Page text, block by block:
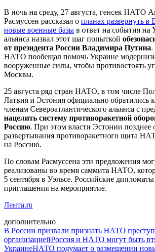
В ночь на среду, 27 августа, генсек НАТО
Расмуссен рассказал о планах развернуть в
новые военные базы в ответ на события на
альянса назвал этот шаг попыткой
от президента России Владимира Путина.
НАТО пообещал помочь Украине
вооруженные силы, чтобы противостоять
Москвы.
25 августа ряд стран НАТО, в том числе
Латвия и Эстония официально обратились
членам Североатлантического альянса с
нацелить систему противоракетной
Россию. При этом власти Эстонии позднее
развертывания противоракетного щита
на Россию.
По словам Расмуссена эти предложения
реализованы во время саммита НАТО,
5 сентября в Уэльсе. Российские
приглашения на мероприятие.
Лента.ru
дополнительно
В России призвали признать НАТО
организациейРоссия и НАТО могут быть
УкраинеНАТО подумает о размещении